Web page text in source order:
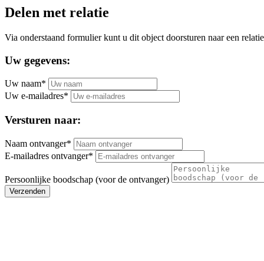
Delen met relatie
Via onderstaand formulier kunt u dit object doorsturen naar een
Uw gegevens:
Uw naam*
Uw e-mailadres*
Versturen naar:
Naam ontvanger*
E-mailadres ontvanger*
Persoonlijke boodschap (voor de ontvanger)
Verzenden